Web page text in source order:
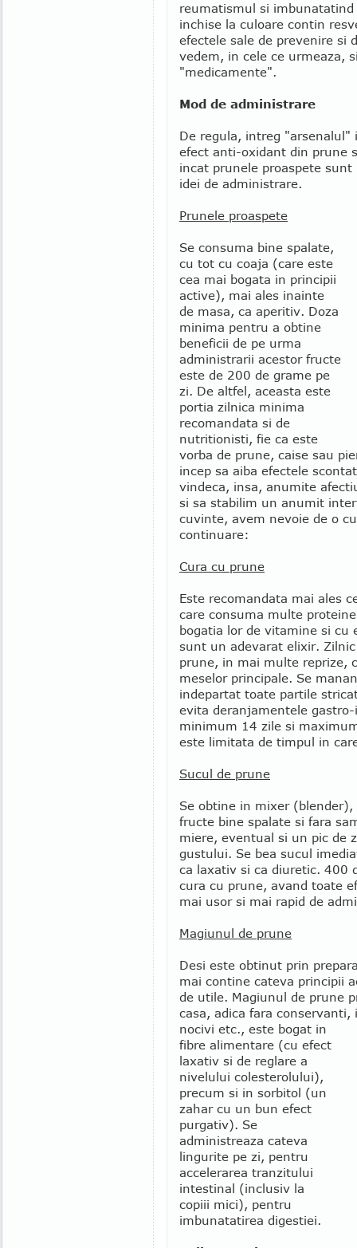
reumatismul si
inchise la culoare contin
efectele sale de prevenire si
vedem, in cele ce urmeaza,
"medicamente".
Mod de administrare
De regula, intreg "arsenalul"
efect anti-oxidant din prune
incat prunele proaspete
idei de administrare.
Prunele proaspete
Se consuma bine spalate,
cu tot cu coaja (care este
cea mai bogata in principii
active), mai ales inainte
de masa, ca aperitiv. Doza
minima pentru a obtine
beneficii de pe urma
administrarii acestor fructe
este de 200 de grame pe
zi. De altfel, aceasta este
portia zilnica minima
recomandata si de
nutritionisti, fie ca este
vorba de prune, caise sau
incep sa aiba efectele
vindeca, insa, anumite
si sa stabilim un anumit
cuvinte, avem nevoie de o
continuare:
Cura cu prune
Este recomandata mai ales
care consuma multe
bogatia lor de vitamine si cu
sunt un adevarat elixir.
prune, in mai multe reprize,
meselor principale. Se
indepartat toate partile
evita deranjamentele
minimum 14 zile si
este limitata de timpul in
Sucul de prune
Se obtine in mixer
fructe bine spalate si fara
miere, eventual si un pic de
gustului. Se bea sucul
ca laxativ si ca diuretic. 400
cura cu prune, avand toate
mai usor si mai rapid de
Magiunul de prune
Desi este obtinut prin
mai contine cateva principii
de utile. Magiunul de prune
casa, adica fara conservanti,
nocivi etc., este bogat in
fibre alimentare (cu efect
laxativ si de reglare a
nivelului colesterolului),
precum si in sorbitol (un
zahar cu un bun efect
purgativ). Se
administreaza cateva
lingurite pe zi, pentru
accelerarea tranzitului
intestinal (inclusiv la
copiii mici), pentru
imbunatatirea digestiei.